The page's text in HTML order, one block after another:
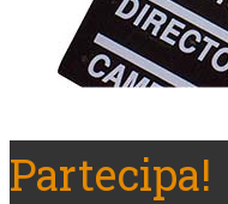
Partecipa!